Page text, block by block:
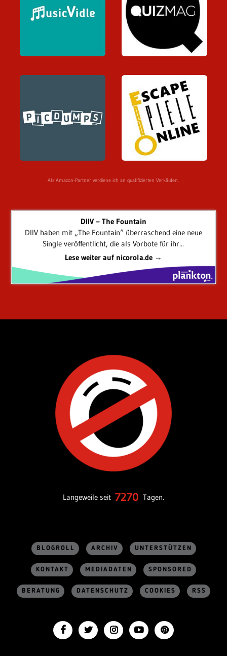
Als Amazon-Partner verdiene ich an qualifizierten Verkäufen.
DIIV – The Fountain
DIIV haben mit „The Fountain“ überraschend eine neue
Single veröffentlicht, die als Vorbote für ihr...
Lese weiter auf nicorola.de →
Langeweile seit 7270 Tagen.
BLOGROLL ARCHIV UNTERSTÜTZEN
KONTAKT MEDIADATEN SPONSORED
BERATUNG DATENSCHUTZ COOKIES RSS